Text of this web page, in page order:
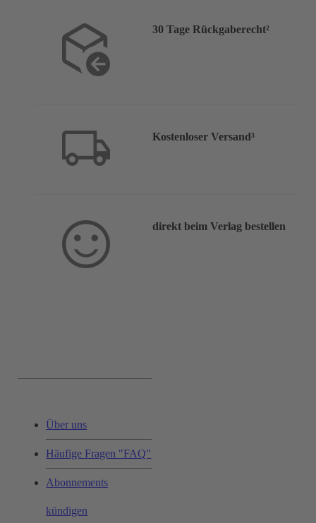
30 Tage Rückgaberecht²
Kostenloser Versand³
direkt beim Verlag bestellen
Über uns
Häufige Fragen "FAQ"
Abonnements
kündigen